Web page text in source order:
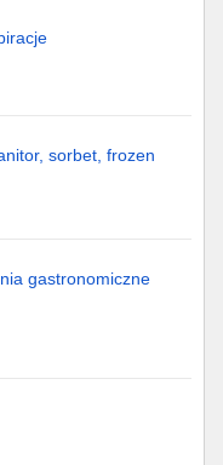
sorbet, frozen
gastronomiczne